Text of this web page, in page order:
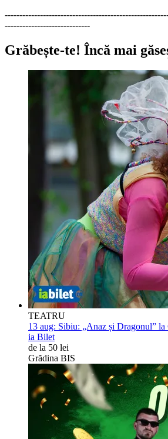
-----------------------------
Grăbește-te! Încă mai
TEATRU
13 aug: Sibiu: „Anaz și Dragonul” la
ia Bilet
de la 50 lei
Grădina BIS